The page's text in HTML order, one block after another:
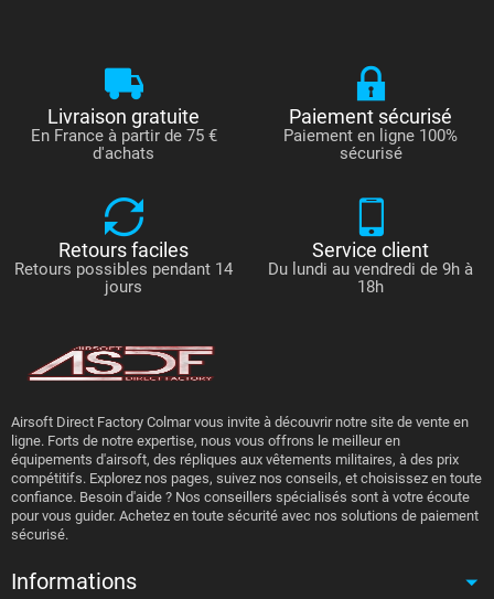
Livraison gratuite
En France à partir de 75 €
d'achats
Paiement sécurisé
Paiement en ligne 100%
sécurisé
Retours faciles
Retours possibles pendant 14
jours
Service client
Du lundi au vendredi de 9h à
18h
Airsoft Direct Factory Colmar vous invite à découvrir notre site de vente en
ligne. Forts de notre expertise, nous vous offrons le meilleur en
équipements d'airsoft, des répliques aux vêtements militaires, à des prix
compétitifs. Explorez nos pages, suivez nos conseils, et choisissez en toute
confiance. Besoin d'aide ? Nos conseillers spécialisés sont à votre écoute
pour vous guider. Achetez en toute sécurité avec nos solutions de paiement
sécurisé.
Informations